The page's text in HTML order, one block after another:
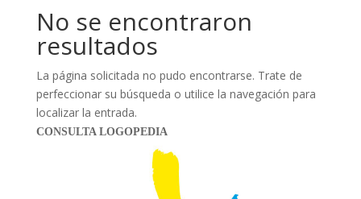
No se encontraron
resultados
La página solicitada no pudo encontrarse. Trate de
perfeccionar su búsqueda o utilice la navegación para
localizar la entrada.
CONSULTA LOGOPEDIA